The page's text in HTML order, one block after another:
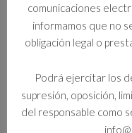
Información
Formato
comunicaciones
informamos que no
obligación legal o
Podrá ejercitar los
supresión, oposición,
del responsable como